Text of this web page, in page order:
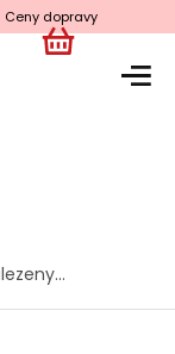
Ceny dopravy
NÁKUPNÍ